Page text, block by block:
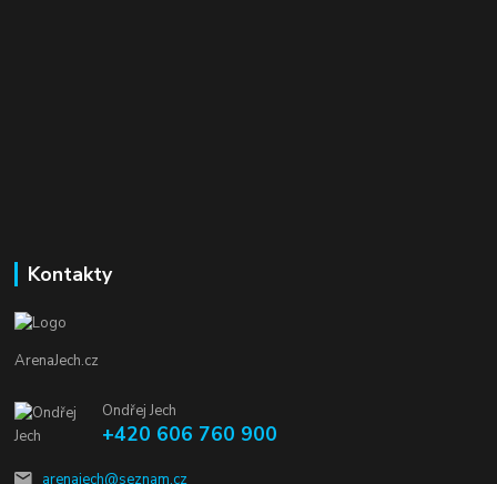
Kontakty
ArenaJech.cz
Ondřej Jech
+420 606 760 900